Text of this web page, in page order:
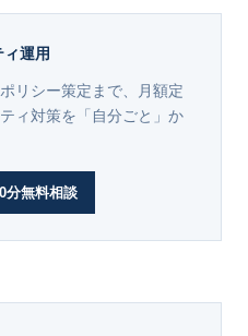
運用
リシー策定まで、月額定
ィ対策を「自分ごと」か
分無料相談